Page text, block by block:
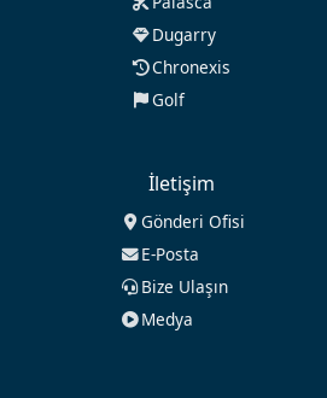
Dugarry
Chronexis
Golf
İletişim
Gönderi Ofisi
E-Posta
Bize Ulaşın
Medya